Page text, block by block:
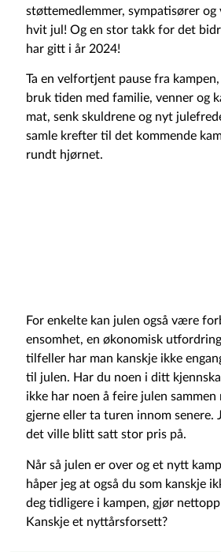
støttemedlemmer, sympatisører og
hvit jul! Og en stor takk for det
har gitt i år 2024!
Ta en velfortjent pause fra
bruk tiden med familie, venner og
mat, senk skuldrene og nyt
samle krefter til det kommende
rundt hjørnet.
For enkelte kan julen også være
ensomhet, en økonomisk
tilfeller har man kanskje ikke
til julen. Har du noen i ditt
ikke har noen å feire julen
gjerne eller ta turen innom senere.
det ville blitt satt stor pris på.
Når så julen er over og et nytt
håper jeg at også du som kanskje
deg tidligere i kampen, gjør
Kanskje et nyttårsforsett?